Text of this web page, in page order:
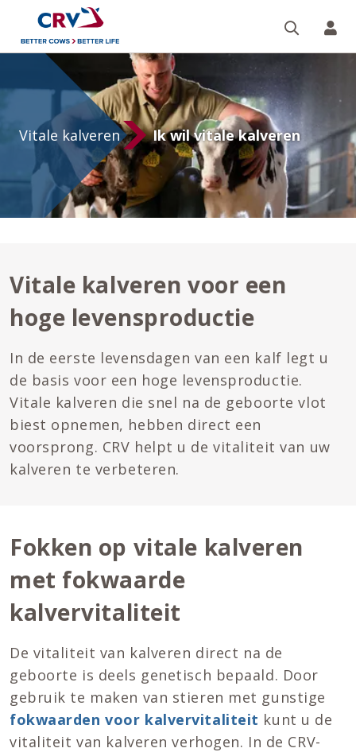
Vitale
kalveren
Vitale kalveren Ik wil vitale kalveren
Vitale kalveren voor een
hoge levensproductie
In de eerste levensdagen van een kalf legt u
de basis voor een hoge levensproductie.
Vitale kalveren die snel na de geboorte vlot
biest opnemen, hebben direct een
voorsprong. CRV helpt u de vitaliteit van uw
kalveren te verbeteren.
Fokken op vitale kalveren
met fokwaarde
kalvervitaliteit
De vitaliteit van kalveren direct na de
geboorte is deels genetisch bepaald. Door
gebruik te maken van stieren met gunstige
fokwaarden voor kalvervitaliteit kunt u de
vitaliteit van kalveren verhogen. In de CRV-